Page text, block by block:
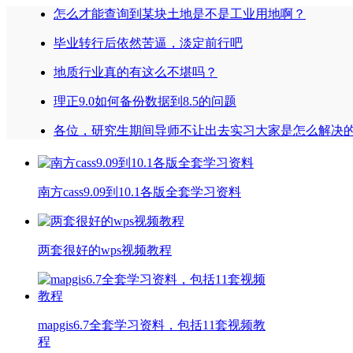
怎么才能查询到某块土地是不是工业用地啊？
毕业转行后依然苦逼，淡定前行吧
地质行业真的有这么不堪吗？
理正9.0如何备份数据到8.5的问题
各位，研究生期间导师不让出去实习大家是怎么解决
南方cass9.09到10.1各版全套学习资料
两套很好的wps视频教程
mapgis6.7全套学习资料，包括11套视频教
程